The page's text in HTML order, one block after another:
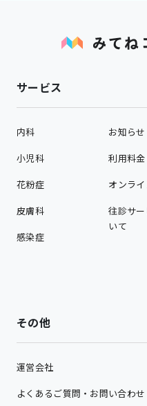
サービス
内科
小児科
花粉症
皮膚科
感染症
お知らせ
利用料金
オンラ
往診サ
いて
その他
運営会社
よくあるご質問・お問い合わせ